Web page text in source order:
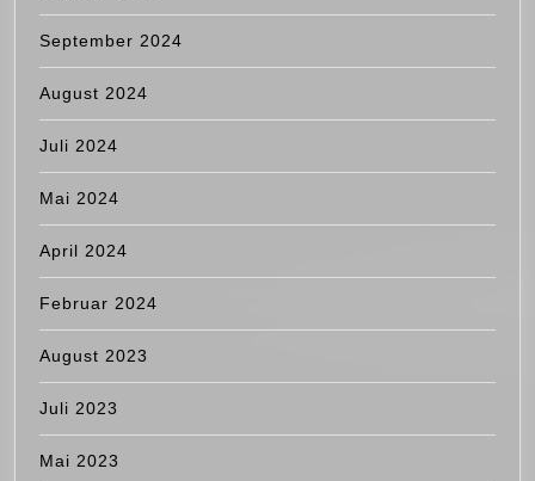
September 2024
August 2024
Juli 2024
Mai 2024
April 2024
Februar 2024
August 2023
Juli 2023
Mai 2023